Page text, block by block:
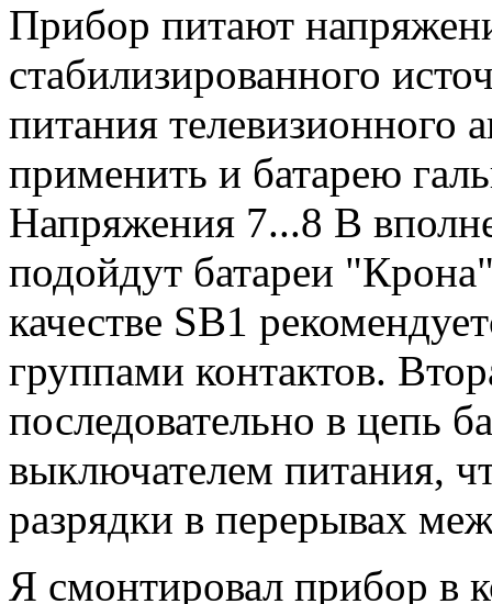
Прибор питают
стабилизированного
питания телевизионного
применить и батарею
Напряжения 7...8 В
подойдут батареи
качестве SB1
группами контактов.
последовательно в цепь
выключателем питания,
разрядки в перерывах
Я смонтировал прибор в